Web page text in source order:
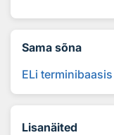
Sama sõna
ELi terminibaasis
Lisanäited